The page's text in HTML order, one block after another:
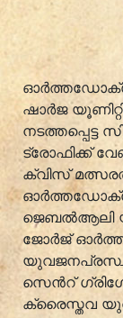
ഷാർജ
നടത്തപ്പെട്ട
ട്രോഫിക്ക്
ക്വിസ്
ജെബൽആലി
ജോർജ്
സെൻറ്
ക്രൈസ്തവ